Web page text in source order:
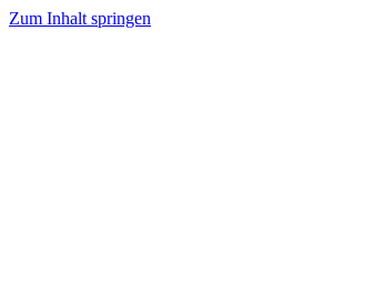
Zum Inhalt springen